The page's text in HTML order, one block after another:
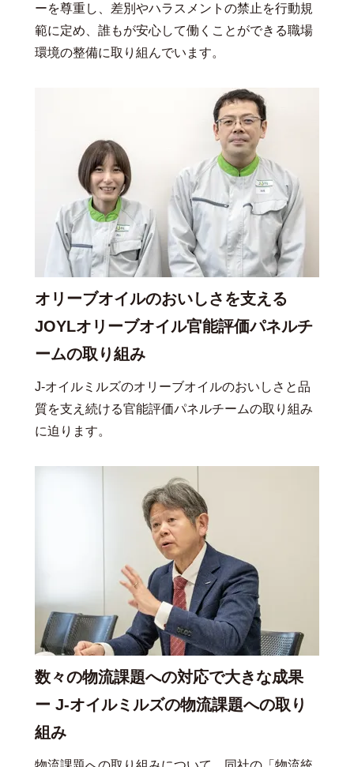
ーを尊重し、差別やハラスメントの禁止を行動規
範に定め、誰もが安心して働くことができる職場
環境の整備に取り組んでいます。
オリーブオイルのおいしさを支える
JOYLオリーブオイル官能評価パネルチ
ームの取り組み
J-オイルミルズのオリーブオイルのおいしさと品
質を支え続ける官能評価パネルチームの取り組み
に迫ります。
数々の物流課題への対応で大きな成果
ー J-オイルミルズの物流課題への取り
組み